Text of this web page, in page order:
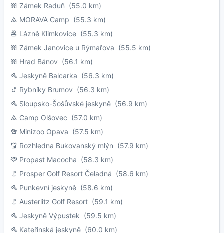
Zámek Raduň (55.0 km)
MORAVA Camp (55.3 km)
Lázně Klimkovice (55.3 km)
Zámek Janovice u Rýmařova (55.5 km)
Hrad Bánov (56.1 km)
Jeskyně Balcarka (56.3 km)
Rybníky Brumov (56.3 km)
Sloupsko-Šošůvské jeskyně (56.9 km)
Camp Olšovec (57.0 km)
Minizoo Opava (57.5 km)
Rozhledna Bukovanský mlýn (57.9 km)
Propast Macocha (58.3 km)
Prosper Golf Resort Čeladná (58.6 km)
Punkevní jeskyně (58.6 km)
Austerlitz Golf Resort (59.1 km)
Jeskyně Výpustek (59.5 km)
Kateřinská jeskyně (60.0 km)